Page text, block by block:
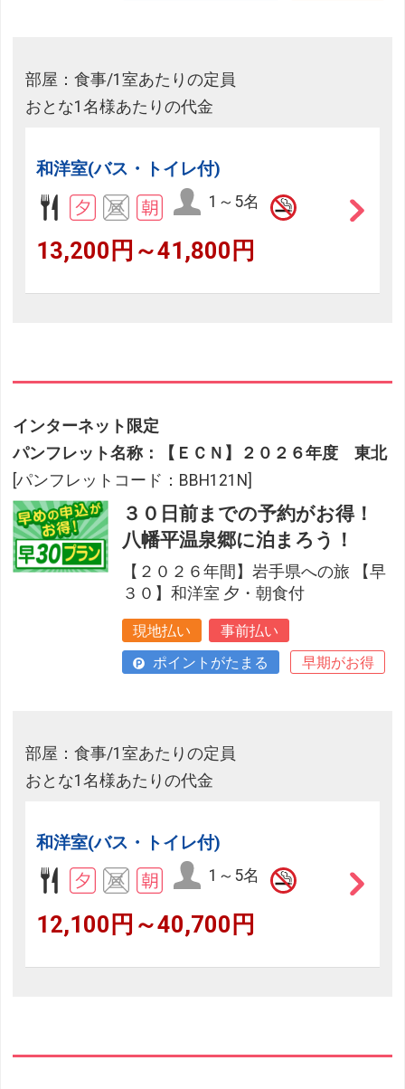
部屋：食事/1室あたりの定員
おとな1名様あたりの代金
和洋室(バス・トイレ付)
1～5名
13,200円～41,800円
インターネット限定
パンフレット名称：【ＥＣＮ】２０２６年度 東北
[パンフレットコード：BBH121N]
３０日前までの予約がお得！
八幡平温泉郷に泊まろう！
【２０２６年間】岩手県への旅 【早
３０】和洋室 夕・朝食付
現地払い
事前払い
ポイントがたまる
早期がお得
部屋：食事/1室あたりの定員
おとな1名様あたりの代金
和洋室(バス・トイレ付)
1～5名
12,100円～40,700円